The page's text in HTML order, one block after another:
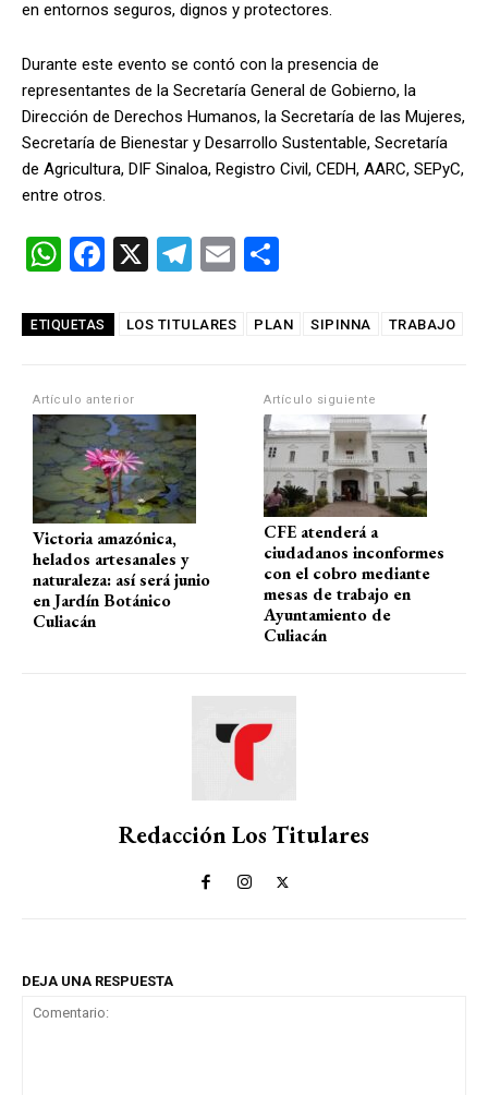
en entornos seguros, dignos y protectores.
Durante este evento se contó con la presencia de
representantes de la Secretaría General de Gobierno, la
Dirección de Derechos Humanos, la Secretaría de las Mujeres,
Secretaría de Bienestar y Desarrollo Sustentable, Secretaría
de Agricultura, DIF Sinaloa, Registro Civil, CEDH, AARC, SEPyC,
entre otros.
W
at
A
p
p
F
ce
o
o
k
X
T
e
m
E
ail m
ar
tir
ETIQUETAS LOS TITULARES PLAN SIPINNA TRABAJO
Artículo anterior
Victoria amazónica,
helados artesanales y
naturaleza: así será junio
en Jardín Botánico
Culiacán
Artículo siguiente
CFE atenderá a
ciudadanos inconformes
con el cobro mediante
mesas de trabajo en
Ayuntamiento de
Culiacán
Redacción Los Titulares
DEJA UNA RESPUESTA